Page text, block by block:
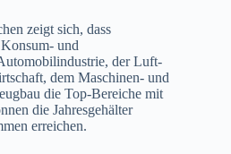
zeigt sich, dass
und
der Luft-
dem Maschinen- und
die Top-Bereiche mit
die Jahresgehälter
erreichen.